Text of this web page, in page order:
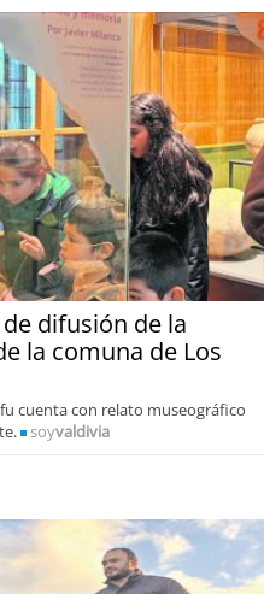
difusión de la
la comuna de Los
cuenta con relato museográfico
soyvaldivia